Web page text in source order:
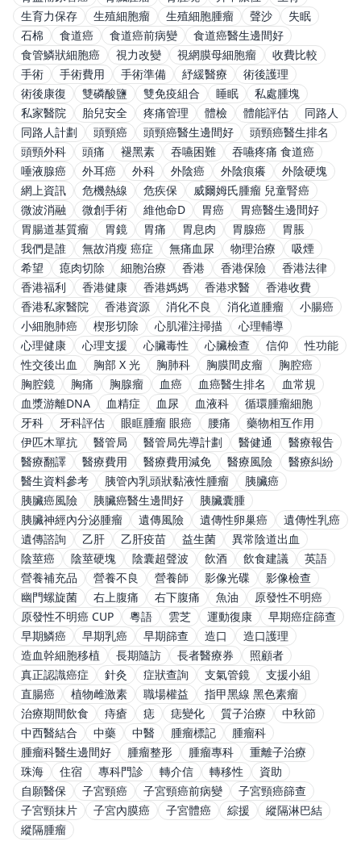
生育力保存
生殖細胞瘤 生殖細胞腫瘤 聲沙
失眠
石棉
食道癌 食道癌前病變
食道癌醫生邊間好
食管鱗狀細胞癌
視力改變 視網膜母細胞瘤
收費比較
手術
手術費用 手術準備 紓緩醫療
術後護理
術後康復
雙磷酸鹽 雙免疫組合 睡眠
私處腫塊
私家醫院
胎兒安全 疼痛管理 體檢 體能評估
同路人
同路人計劃
頭頸癌 頭頸癌醫生邊間好
頭頸癌醫生排名
頭頸外科
頭痛 褪黑素 吞嚥困難
吞嚥疼痛 食道癌
唾液腺癌
外耳癌 外科 外陰癌 外陰痕癢
外陰硬塊
網上資訊
危機熱線 危疾保
威爾姆氏腫瘤 兒童腎癌
微波消融
微創手術 維他命D 胃癌
胃癌醫生邊間好
胃腸道基質瘤
胃鏡 胃痛 胃息肉 胃腺癌
胃脹
我們是誰
無故消瘦 癌症 無痛血尿 物理治療
吸煙
希望
瘜肉切除 細胞治療 香港 香港保險
香港法律
香港福利
香港健康 香港媽媽 香港求醫
香港收費
香港私家醫院
香港資源 消化不良 消化道腫瘤
小腸癌
小細胞肺癌
楔形切除 心肌灌注掃描
心理輔導
心理健康
心理支援 心臟毒性 心臟檢查 信仰
性功能
性交後出血
胸部 X 光 胸肺科 胸膜間皮瘤
胸腔癌
胸腔鏡
胸痛 胸腺瘤 血癌 血癌醫生排名
血常規
血漿游離DNA
血精症 血尿 血液科
循環腫瘤細胞
牙科
牙科評估 眼眶腫瘤 眼癌 腰痛
藥物相互作用
伊匹木單抗
醫管局 醫管局先導計劃 醫健通
醫療報告
醫療翻譯
醫療費用 醫療費用減免 醫療風險
醫療糾紛
醫生資料參考
胰管內乳頭狀黏液性腫瘤
胰臟癌
胰臟癌風險
胰臟癌醫生邊間好
胰臟囊腫
胰臟神經內分泌腫瘤
遺傳風險 遺傳性卵巢癌
遺傳性乳癌
遺傳諮詢
乙肝 乙肝疫苗 益生菌
異常陰道出血
陰莖癌
陰莖硬塊 陰囊超聲波 飲酒 飲食建議
英語
營養補充品
營養不良 營養師 影像光碟
影像檢查
幽門螺旋菌
右上腹痛 右下腹痛 魚油
原發性不明癌
原發性不明癌 CUP
粵語 雲芝 運動復康
早期癌症篩查
早期鱗癌
早期乳癌 早期篩查 造口
造口護理
造血幹細胞移植
長期隨訪 長者醫療券
照顧者
真正認識癌症
針灸 症狀查詢 支氣管鏡
支援小組
直腸癌
植物雌激素 職場權益
指甲黑線 黑色素瘤
治療期間飲食
痔瘡 痣 痣變化 質子治療
中秋節
中西醫結合
中藥 中醫 腫瘤標記
腫瘤科
腫瘤科醫生邊間好
腫瘤整形 腫瘤專科
重離子治療
珠海
住宿 專科門診 轉介信 轉移性
資助
自願醫保
子宮頸癌 子宮頸癌前病變
子宮頸癌篩查
子宮頸抹片
子宮內膜癌 子宮體癌 綜援
縱隔淋巴結
縱隔腫瘤